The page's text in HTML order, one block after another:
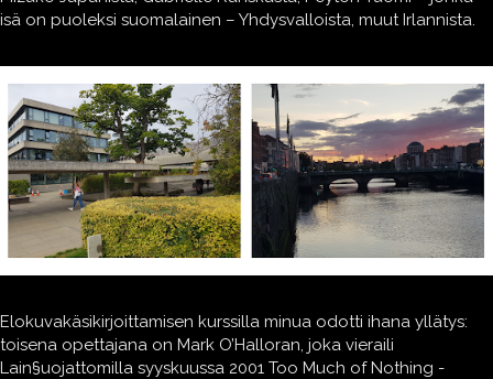
isä on puoleksi suomalainen – Yhdysvalloista, muut Irlannista.
Elokuvakäsikirjoittamisen kurssilla minua odotti ihana yllätys:
toisena opettajana on Mark O’Halloran, joka vieraili
Lain§uojattomilla syyskuussa 2001 Too Much of Nothing -